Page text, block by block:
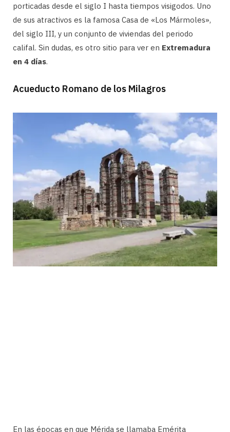
porticadas desde el siglo I hasta tiempos visigodos. Uno
de sus atractivos es la famosa Casa de «Los Mármoles»,
del siglo III, y un conjunto de viviendas del periodo
califal. Sin dudas, es otro sitio para ver en Extremadura
en 4 días.
Acueducto Romano de los Milagros
En las épocas en que Mérida se llamaba Emérita